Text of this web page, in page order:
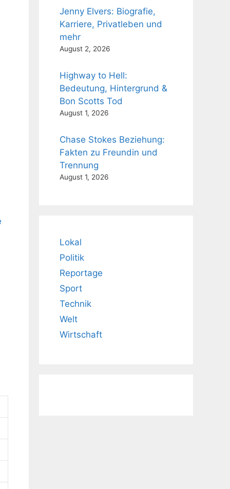
Jenny Elvers: Biografie,
Karriere, Privatleben und
mehr
August 2, 2026
Highway to Hell:
Bedeutung, Hintergrund &
Bon Scotts Tod
August 1, 2026
Chase Stokes Beziehung:
Fakten zu Freundin und
Trennung
August 1, 2026
Lokal
Politik
Reportage
Sport
Technik
Welt
Wirtschaft